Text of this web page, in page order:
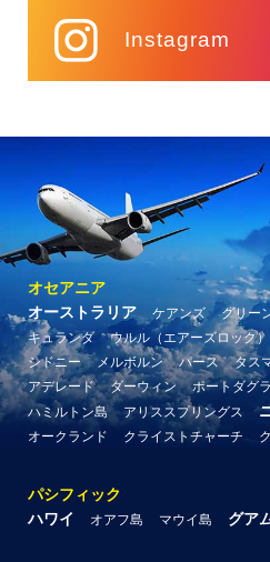
Instagram
オセアニア
オーストラリア
ケアンズ グリー
キュランダ
ウルル（エアーズロック）
シドニー
メルボルン パース タス
アデレード
ダーウィン ポートダグ
ハミルトン島
アリススプリングス
オークランド クライストチャーチ
パシフィック
ハワイ
オアフ島 マウイ島 グア